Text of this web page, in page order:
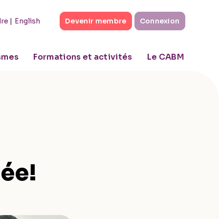
| Devenir membre Connexion
English
Formations et activités Le CABM